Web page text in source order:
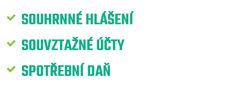
SOUHRNNÉ HLÁŠENÍ
SOUVZTAŽNÉ ÚČTY
SPOTŘEBNÍ DAŇ